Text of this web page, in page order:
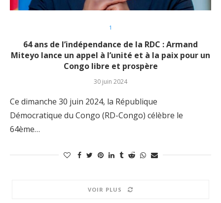
1
64 ans de l’indépendance de la RDC : Armand
Miteyo lance un appel à l’unité et à la paix pour un
Congo libre et prospère
30 juin 2024
Ce dimanche 30 juin 2024, la République
Démocratique du Congo (RD-Congo) célèbre le
64ème…
VOIR PLUS